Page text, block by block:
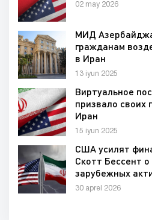
02 may 2026
МИД
гражданам
в Иран
13 iyun 2025
Виртуальное
призвало своих
Иран
15 iyun 2025
США усилят
Скотт Бессент
зарубежных
30 aprel 2026